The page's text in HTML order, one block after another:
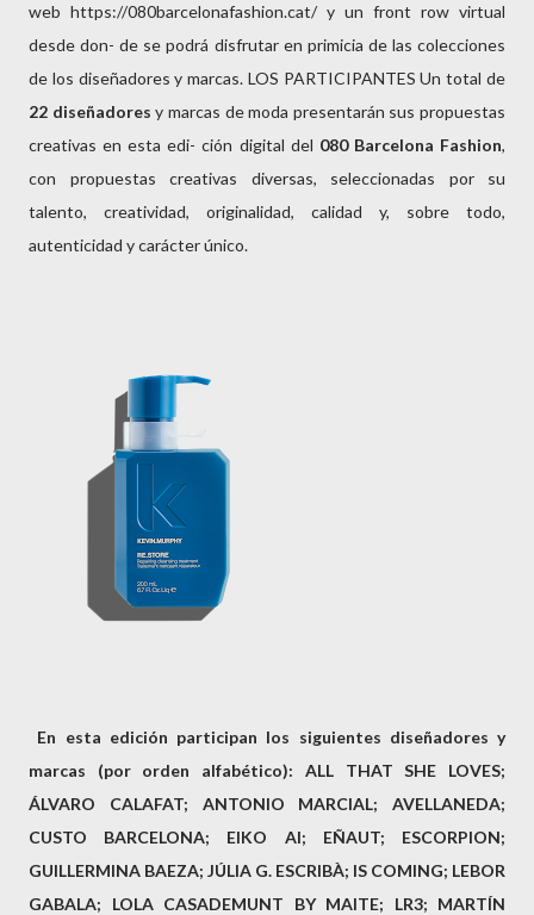
web https://080barcelonafashion.cat/ y un front row virtual
desde don- de se podrá disfrutar en primicia de las colecciones
de los diseñadores y marcas. LOS PARTICIPANTES Un total de
22 diseñadores y marcas de moda presentarán sus propuestas
creativas en esta edi- ción digital del 080 Barcelona Fashion,
con propuestas creativas diversas, seleccionadas por su
talento, creatividad, originalidad, calidad y, sobre todo,
autenticidad y carácter único.
En esta edición participan los siguientes diseñadores y
marcas (por orden alfabético): ALL THAT SHE LOVES;
ÁLVARO CALAFAT; ANTONIO MARCIAL; AVELLANEDA;
CUSTO BARCELONA; EIKO AI; EÑAUT; ESCORPION;
GUILLERMINA BAEZA; JÚLIA G. ESCRIBÀ; IS COMING; LEBOR
GABALA; LOLA CASADEMUNT BY MAITE; LR3; MARTÍN